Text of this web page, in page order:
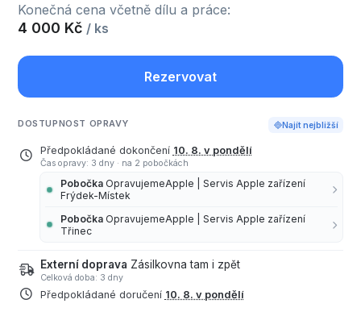
Konečná cena včetně dílu a práce:
4 000 Kč / ks
Rezervovat
DOSTUPNOST OPRAVY Najít nejbližší
Předpokládané dokončení 10. 8. v pondělí
Čas opravy: 3 dny · na 2 pobočkách
Pobočka OpravujemeApple | Servis Apple zařízení
Frýdek-Místek
Pobočka OpravujemeApple | Servis Apple zařízení
Třinec
Externí doprava Zásilkovna tam i zpět
Celková doba: 3 dny
Předpokládané doručení 10. 8. v pondělí